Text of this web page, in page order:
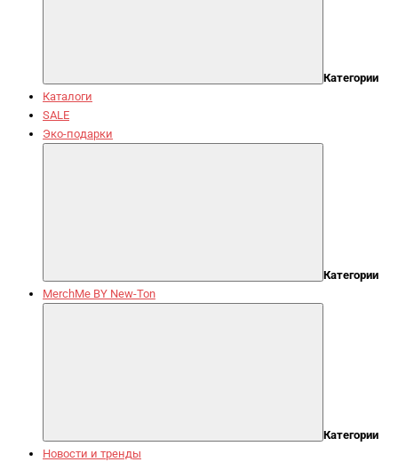
Категории
Каталоги
SALE
Эко-подарки
Категории
MerchMe BY New-Ton
Категории
Новости и тренды